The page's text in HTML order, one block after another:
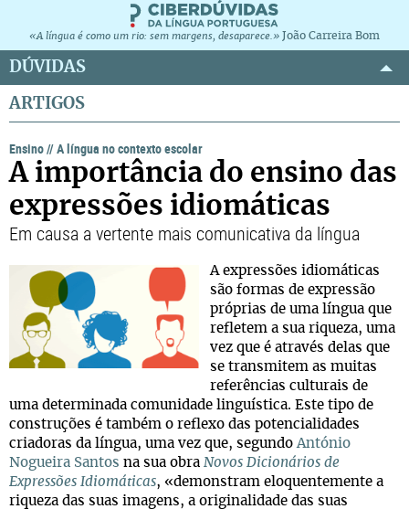
«A língua é como um rio: sem margens, desaparece.» João Carreira Bom
DÚVIDAS
ARTIGOS
Ensino//A língua no contexto escolar
A importância do ensino das
expressões idiomáticas
Em causa a vertente mais comunicativa da língua
A expressões idiomáticas
são formas de expressão
próprias de uma língua que
refletem a sua riqueza, uma
vez que é através delas que
se transmitem as muitas
referências culturais de
uma determinada comunidade linguística. Este tipo de
construções é também o reflexo das potencialidades
criadoras da língua, uma vez que, segundoAntónio
Nogueira Santos na sua obra Novos Dicionários de
Expressões Idiomáticas, «demonstram eloquentemente a
riqueza das suas imagens, a originalidade das suas